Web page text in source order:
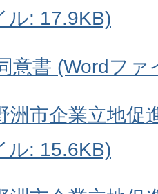
ル: 17.9KB)
意書 (Wordファ
洲市企業立地促
ル: 15.6KB)